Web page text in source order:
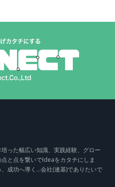
った幅広い知識、実践経験、グロー
と点を繋いでIdeaをカタチにしま
成功へ導く…会社(連基)でありたいで